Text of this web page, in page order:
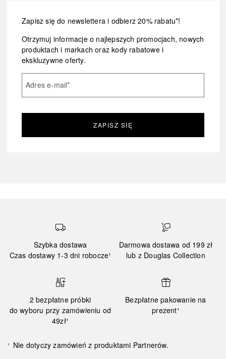
Zapisz się do newslettera i odbierz 20% rabatu*!
Otrzymuj informacje o najlepszych promocjach, nowych
produktach i markach oraz kody rabatowe i
ekskluzywne oferty.
Adres e-mail*
ZAPISZ SIĘ
Szybka dostawa
Czas dostawy 1-3 dni robocze¹
Darmowa dostawa od 199 zł
lub z Douglas Collection
2 bezpłatne próbki
do wyboru przy zamówieniu od
49zł¹
Bezpłatne pakowanie na
prezent¹
¹ Nie dotyczy zamówień z produktami Partnerów.